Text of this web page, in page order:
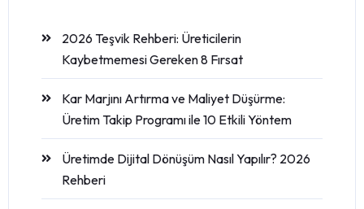
2026 Teşvik Rehberi: Üreticilerin
Kaybetmemesi Gereken 8 Fırsat
Kar Marjını Artırma ve Maliyet Düşürme:
Üretim Takip Programı ile 10 Etkili Yöntem
Üretimde Dijital Dönüşüm Nasıl Yapılır? 2026
Rehberi